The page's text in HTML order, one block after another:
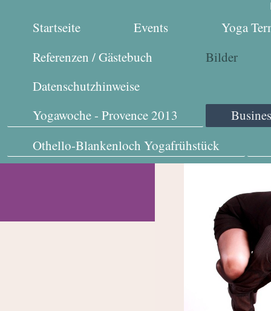
Startseite Events
Yoga
Referenzen / Gästebuch
Bilder
Datenschutzhinweise
Yogawoche - Provence 2013
Othello-Blankenloch Yogafrühstück